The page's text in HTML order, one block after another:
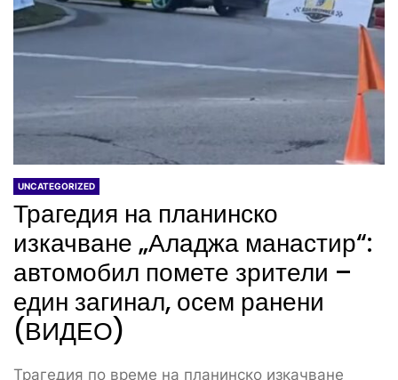
UNCATEGORIZED
Трагедия на планинско
изкачване „Аладжа манастир“:
автомобил помете зрители –
един загинал, осем ранени
(ВИДЕО)
Трагедия по време на планинско изкачване